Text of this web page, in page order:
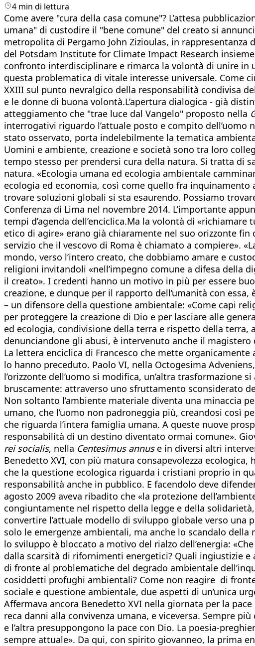
4 min di lettura
​Come avere "cura della casa comune"? L’attesa
umana" di custodire il "bene comune" del creato si
metropolita di Pergamo John Zizioulas, in rappresentanza
del Potsdam Institute for Climate Impact Research
confronto interdisciplinare e rimarca la volontà di unire in
questa problematica di vitale interesse universale. Come
XXIII sul punto nevralgico della responsabilità condivisa
e le donne di buona volontà.L’apertura dialogica - già
atteggiamento che "trae luce dal Vangelo" proposto nella
interrogativi riguardo l’attuale posto e compito dell’uomo
stato osservato, porta indelebilmente la tematica
Uomini e ambiente, creazione e società sono tra loro
tempo stesso per prendersi cura della natura. Si tratta di
natura. «Ecologia umana ed ecologia ambientale
ecologia ed economia, così come quello fra
trovare soluzioni globali si sta esaurendo. Possiamo
Conferenza di Lima nel novembre 2014. L’importante
tempi d’agenda dell’enciclica.Ma la volontà di
etico di agire» erano già chiaramente nel suo orizzonte
servizio che il vescovo di Roma è chiamato a compiere».
mondo, verso l’intero creato, che dobbiamo amare e
religioni invitandoli «nell’impegno comune a difesa della
il creato». I credenti hanno un motivo in più per essere
creazione, e dunque per il rapporto dell’umanità con
– un difensore della questione ambientale: «Come capi
per proteggere la creazione di Dio e per lasciare alle
ed ecologia, condivisione della terra e rispetto della terra,
denunciandone gli abusi, è intervenuto anche il magistero
La lettera enciclica di Francesco che mette
lo hanno preceduto. Paolo VI, nella Octogesima
l’orizzonte dell’uomo si modifica, un’altra trasformazione
bruscamente: attraverso uno sfruttamento sconsiderato
Non soltanto l’ambiente materiale diventa una minaccia
umano, che l’uomo non padroneggia più, creandosi così
che riguarda l’intera famiglia umana. A queste nuove
responsabilità di un destino diventato ormai comune».
rei socialis, nella Centesimus annuse in diversi altri
Benedetto XVI, con più matura consapevolezza
che la questione ecologica riguarda i cristiani proprio in
responsabilità anche in pubblico. E facendolo deve
agosto 2009 aveva ribadito che «la protezione
congiuntamente nel rispetto della legge e della
convertire l’attuale modello di sviluppo globale verso
solo le emergenze ambientali, ma anche lo scandalo
lo sviluppo è bloccato a motivo del rialzo dell’energia:
dalla scarsità di rifornimenti energetici? Quali ingiustizie
di fronte al problematiche del degrado ambientale
cosiddetti profughi ambientali? Come non reagire di
sociale e questione ambientale, due aspetti di un’unica
Affermava ancora Benedetto XVI nella giornata per la
reca danni alla convivenza umana, e viceversa. Sempre
e l’altra presuppongono la pace con Dio. La poesia-
sempre attuale». Da qui, con spirito giovanneo, la prima